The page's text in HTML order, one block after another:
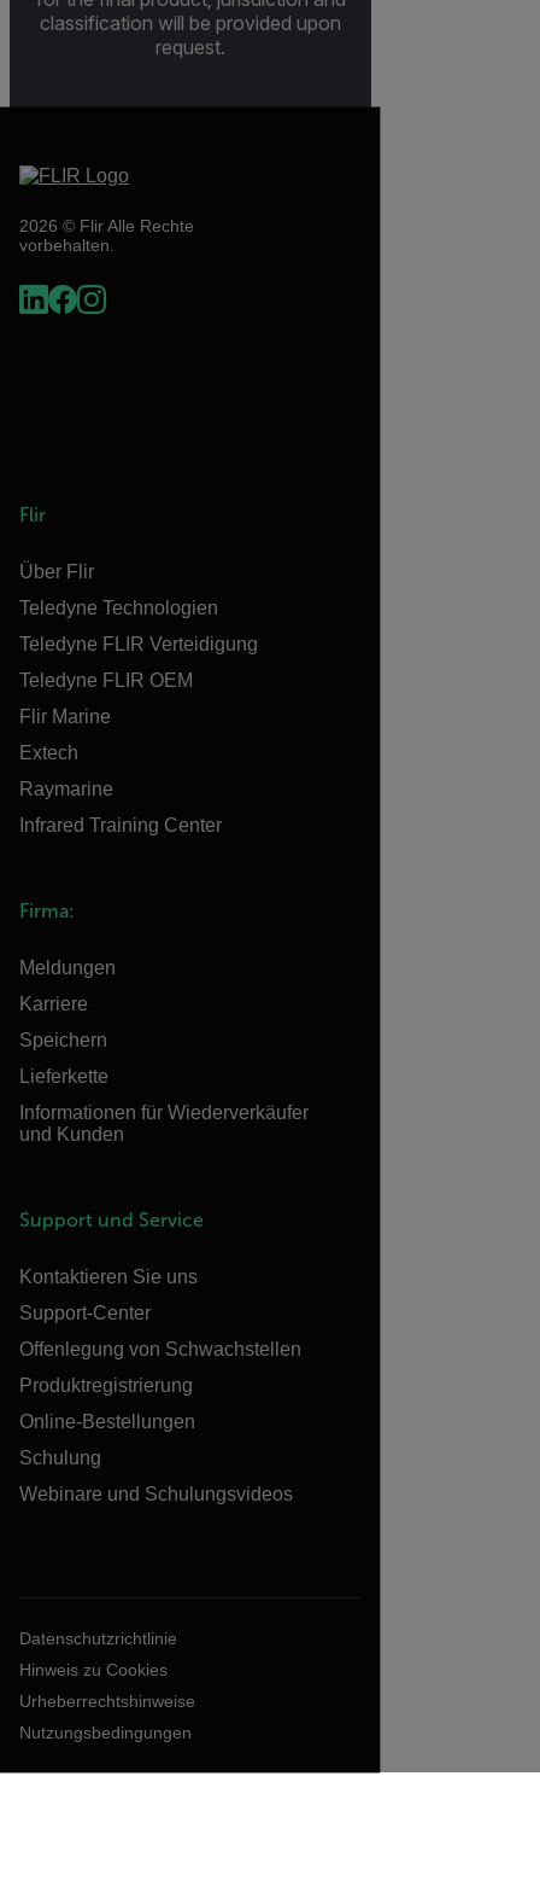
classification will be provided upon
request.
2026 © Flir Alle Rechte
vorbehalten.
Flir
Über Flir
Teledyne Technologien
Teledyne FLIR Verteidigung
Teledyne FLIR OEM
Flir Marine
Extech
Raymarine
Infrared Training Center
Firma:
Meldungen
Karriere
Speichern
Lieferkette
Informationen für Wiederverkäufer
und Kunden
Support und Service
Kontaktieren Sie uns
Support-Center
Offenlegung von Schwachstellen
Produktregistrierung
Online-Bestellungen
Schulung
Webinare und Schulungsvideos
Datenschutzrichtlinie
Hinweis zu Cookies
Urheberrechtshinweise
Nutzungsbedingungen